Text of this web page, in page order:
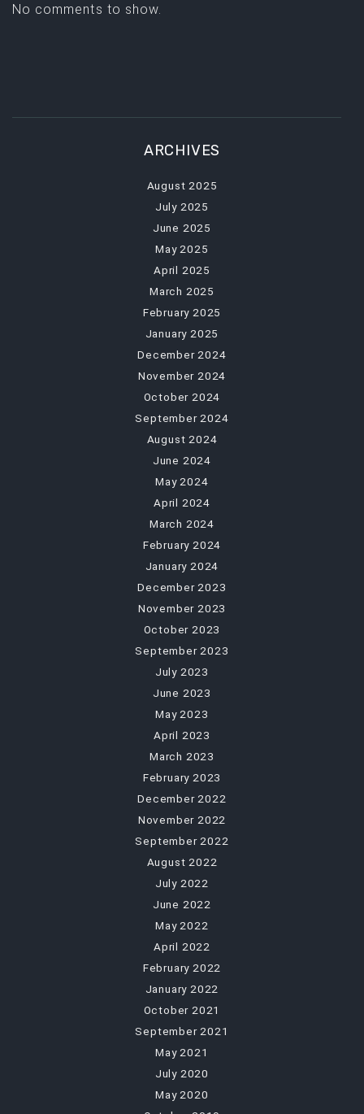
No comments to show.
ARCHIVES
August 2025
July 2025
June 2025
May 2025
April 2025
March 2025
February 2025
January 2025
December 2024
November 2024
October 2024
September 2024
August 2024
June 2024
May 2024
April 2024
March 2024
February 2024
January 2024
December 2023
November 2023
October 2023
September 2023
July 2023
June 2023
May 2023
April 2023
March 2023
February 2023
December 2022
November 2022
September 2022
August 2022
July 2022
June 2022
May 2022
April 2022
February 2022
January 2022
October 2021
September 2021
May 2021
July 2020
May 2020